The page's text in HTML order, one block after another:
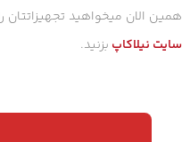
همین الان میخواهید
سایت نیلاکاپ بزنید.